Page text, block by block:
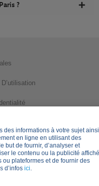
?
Cookies
des informations à votre sujet ainsi
en ligne en utilisant des
but de fournir, d’analyser et
le contenu ou la publicité affiché
ou plateformes et de fournir des
d’infos ici.